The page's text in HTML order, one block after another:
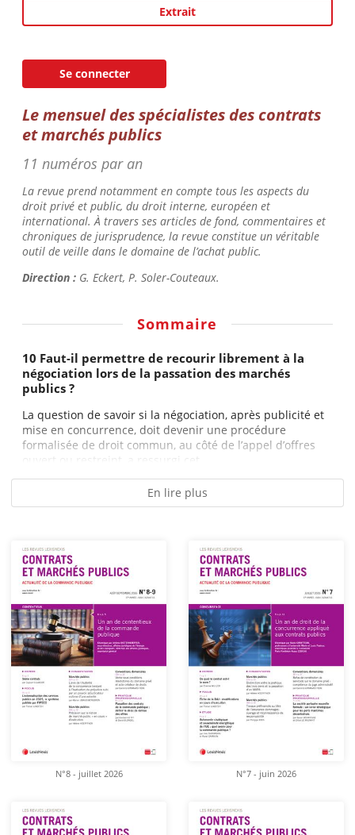
Extrait
Se connecter
Le mensuel des spécialistes des contrats
et marchés publics
11 numéros par an
La revue prend notamment en compte tous les aspects du
droit privé et public, du droit interne, européen et
international. À travers ses articles de fond, commentaires et
chroniques de jurisprudence, la revue constitue un véritable
outil de veille dans le domaine de l’achat public.
Direction : G. Eckert, P. Soler-Couteaux.
Sommaire
10 Faut-il permettre de recourir librement à la
négociation lors de la passation des marchés
publics ?
La question de savoir si la négociation, après publicité et
mise en concurrence, doit devenir une procédure
formalisée de droit commun, au côté de l’appel d’offres
En lire plus
N°8 - juillet 2026 N°7 - juin 2026